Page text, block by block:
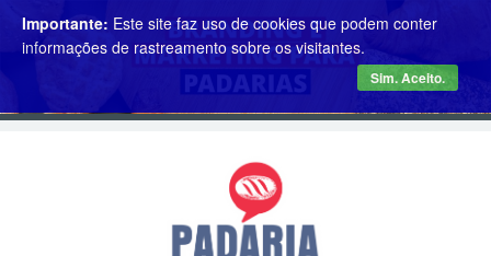
Importante: Este site faz uso de cookies que podem conter
informações de rastreamento sobre os visitantes.
Sim. Aceito.